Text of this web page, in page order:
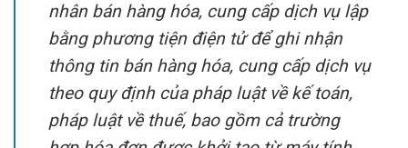
nhân bán hàng hóa, cung cấp dịch vụ lập
bằng phương tiện điện tử để ghi nhận
thông tin bán hàng hóa, cung cấp dịch vụ
theo quy định của pháp luật về kế toán,
pháp luật về thuế, bao gồm cả trường